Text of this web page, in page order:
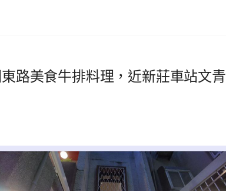
路美食牛排料理，近新莊車站文青